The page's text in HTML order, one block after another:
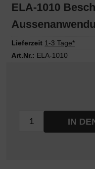
ELA-1010
Lieferzeit 1-3 Tage*
Art.Nr.: ELA-1010
IN